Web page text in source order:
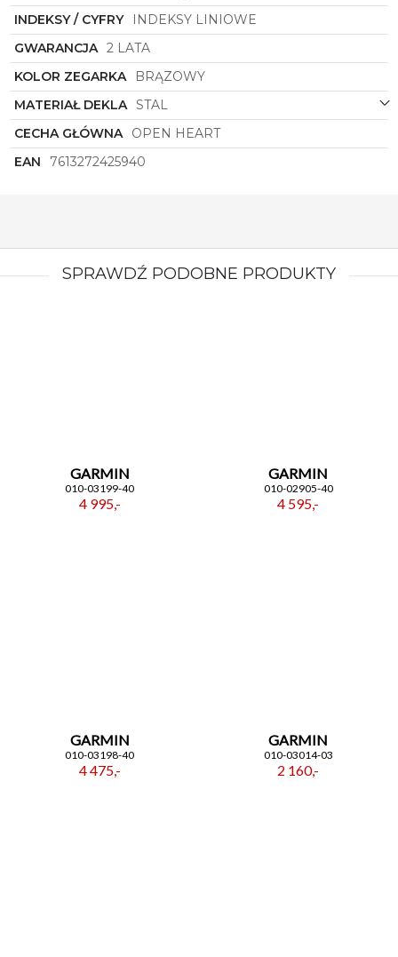
INDEKSY / CYFRY
INDEKSY LINIOWE
GWARANCJA 2 LATA
KOLOR ZEGARKA
BRĄZOWY
MATERIAŁ DEKLA STAL
CECHA GŁÓWNA OPEN HEART
EAN
7613272425940
SPRAWDŹ PODOBNE PRODUKTY
GARMIN
010-03199-40
4 995,-
GARMIN
010-02905-40
4 595,-
GARMIN
010-03198-40
4 475,-
GARMIN
010-03014-03
2 160,-